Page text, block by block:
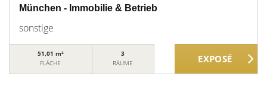
München - Immobilie & Betrieb
sonstige
51,01 m²
FLÄCHE
3
RÄUME